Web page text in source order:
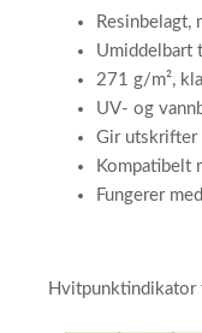
Umiddelbart
271 g/m²,
UV- og
Gir utskrifter
Kompatibelt
Fungerer
Hvitpunktindikator